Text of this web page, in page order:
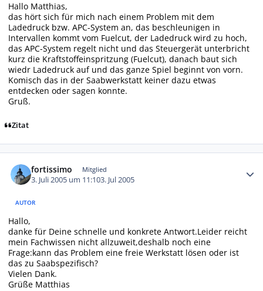
Hallo Matthias,
das hört sich für mich nach einem Problem mit dem
Ladedruck bzw. APC-System an, das beschleunigen in
Intervallen kommt vom Fuelcut, der Ladedruck wird zu hoch,
das APC-System regelt nicht und das Steuergerät unterbricht
kurz die Kraftstoffeinspritzung (Fuelcut), danach baut sich
wiedr Ladedruck auf und das ganze Spiel beginnt von vorn.
Komisch das in der Saabwerkstatt keiner dazu etwas
entdecken oder sagen konnte.
Gruß.
Zitat
fortissimo Mitglied
3. Juli 2005 um 11:103. Jul 2005
AUTOR
Hallo,
danke für Deine schnelle und konkrete Antwort.Leider reicht
mein Fachwissen nicht allzuweit,deshalb noch eine
Frage:kann das Problem eine freie Werkstatt lösen oder ist
das zu Saabspezifisch?
Vielen Dank.
Grüße Matthias